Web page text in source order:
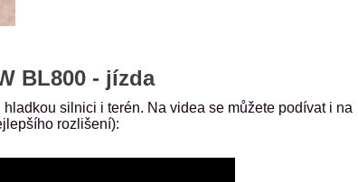
BL800 - jízda
silnici i terén. Na videa se můžete podívat i na
rozlišení):